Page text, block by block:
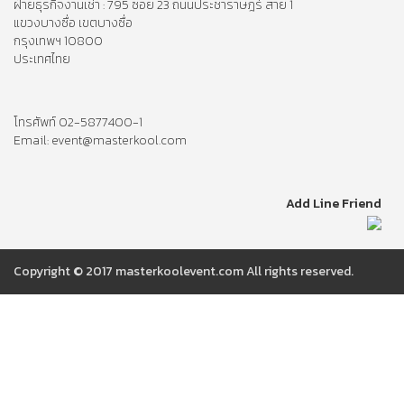
ฝ่ายธุรกิจงานเช่า : 795 ซอย 23 ถนนประชาราษฎร์ สาย 1
แขวงบางซื่อ เขตบางซื่อ
กรุงเทพฯ 10800
ประเทศไทย
โทรศัพท์ 02-5877400-1
Email: event@masterkool.com
Add Line Friend
Copyright © 2017 masterkoolevent.com All rights reserved.